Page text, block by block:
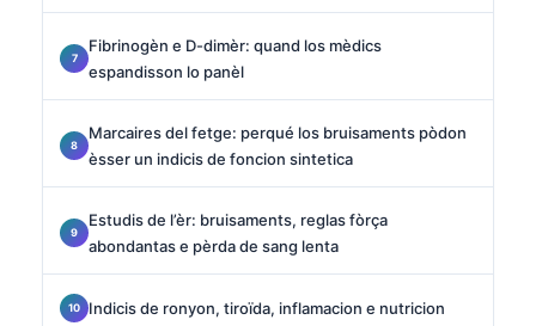
Fibrinogèn e D-dimèr: quand los mèdics
espandisson lo panèl
Marcaires del fetge: perqué los bruisaments pòdon
èsser un indicis de foncion sintetica
Estudis de l’èr: bruisaments, reglas fòrça
abondantas e pèrda de sang lenta
Indicis de ronyon, tiroïda, inflamacion e nutricion